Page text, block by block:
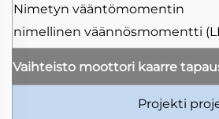
Nimetyn vääntömomentin
nimellinen väännösmomentti
Vaihteisto moottori kaarre
Projekti